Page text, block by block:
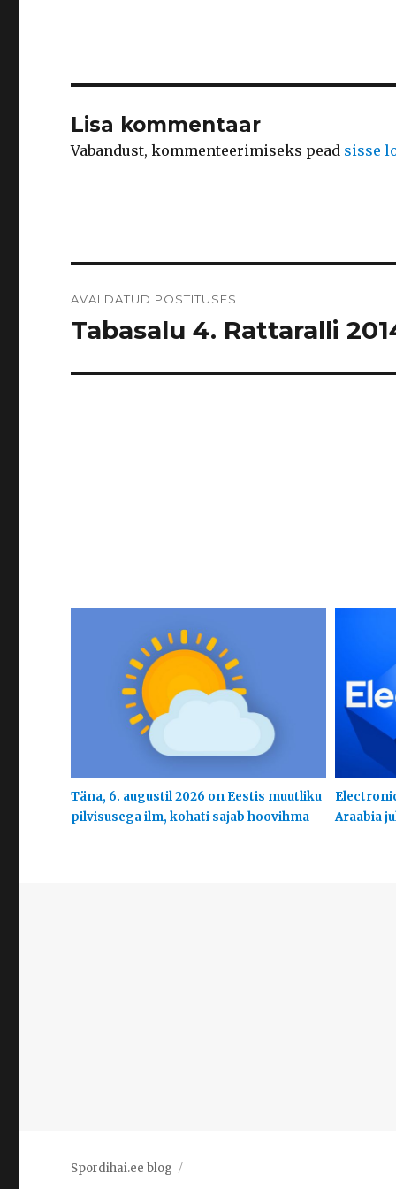
Lisa kommentaar
Vabandust, kommenteerimiseks pead sisse
AVALDATUD POSTITUSES
Tabasalu 4. Rattaralli
Täna, 6. augustil 2026 on Eestis muutliku
pilvisusega ilm, kohati sajab hoovihma
Araabia
Spordihai.ee blog